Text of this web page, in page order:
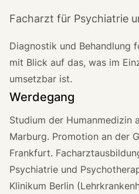
Facharzt für Psychiatrie
Diagnostik und Behandlung
mit Blick auf das, was im
umsetzbar ist.
Werdegang
Studium der Humanmedizin
Marburg. Promotion an der
Frankfurt.
Psychiatrie und
Klinikum Berlin